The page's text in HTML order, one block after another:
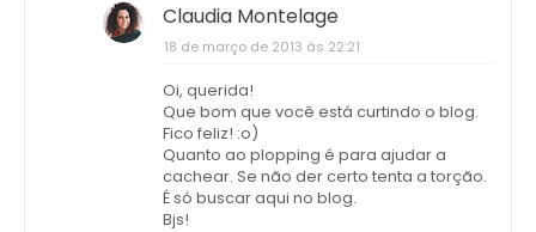
Claudia Montelage
18 de março de 2013 às 22:21
Oi, querida!
Que bom que você está curtindo o blog.
Fico feliz! :o)
Quanto ao plopping é para ajudar a
cachear. Se não der certo tenta a torção.
É só buscar aqui no blog.
Bjs!